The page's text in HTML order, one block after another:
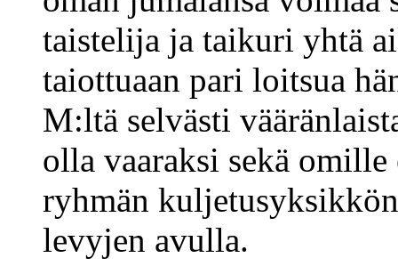
taistelija ja taikuri yhtä
taiottuaan pari loitsua
M:ltä selvästi
olla vaaraksi sekä
ryhmän
levyjen avulla.